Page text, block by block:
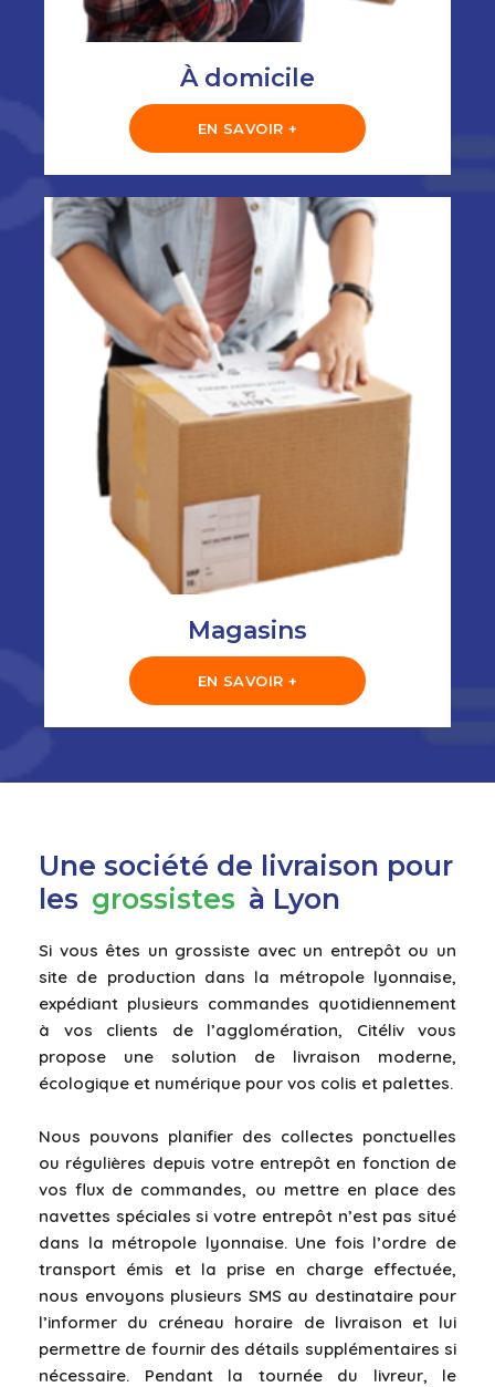
À domicile
EN SAVOIR +
Magasins
EN SAVOIR +
Une société de livraison pour
les grossistes à Lyon
Si vous êtes un grossiste avec un entrepôt ou un
site de production dans la métropole lyonnaise,
expédiant plusieurs commandes quotidiennement
à vos clients de l’agglomération, Citéliv vous
propose une solution de livraison moderne,
écologique et numérique pour vos colis et palettes.
Nous pouvons planifier des collectes ponctuelles
ou régulières depuis votre entrepôt en fonction de
vos flux de commandes, ou mettre en place des
navettes spéciales si votre entrepôt n’est pas situé
dans la métropole lyonnaise. Une fois l’ordre de
transport émis et la prise en charge effectuée,
nous envoyons plusieurs SMS au destinataire pour
l’informer du créneau horaire de livraison et lui
permettre de fournir des détails supplémentaires si
nécessaire. Pendant la tournée du livreur, le